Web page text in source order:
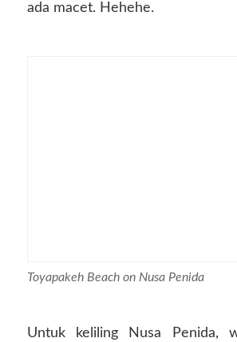
ada macet. Hehehe.
Toyapakeh Beach on Nusa Penida
Untuk keliling Nusa Penida,